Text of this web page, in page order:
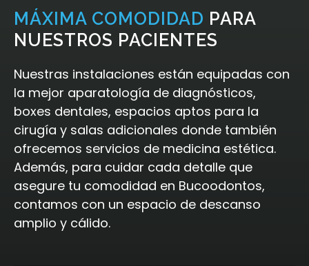
MÁXIMA COMODIDAD PARA
NUESTROS PACIENTES
Nuestras instalaciones están equipadas con
la mejor aparatología de diagnósticos,
boxes dentales, espacios aptos para la
cirugía y salas adicionales donde también
ofrecemos servicios de medicina estética.
Además, para cuidar cada detalle que
asegure tu comodidad en Bucoodontos,
contamos con un espacio de descanso
amplio y cálido.